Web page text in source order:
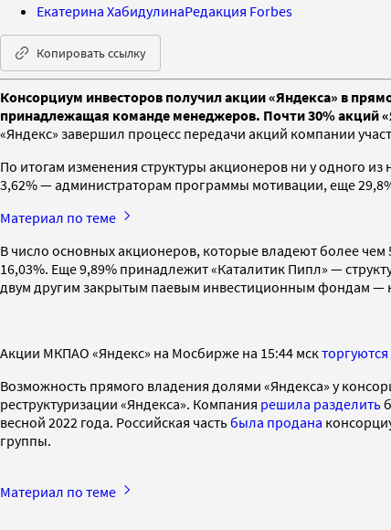
Екатерина ХабидулинаРедакция Forbes
Копировать ссылку
Консорциум инвесторов получил акции «Яндекса» в
принадлежащая команде менеджеров. Почти 30% акций
«Яндекс» завершил процесс передачи акций компании
По итогам изменения структуры акционеров ни у одного
3,62% — администраторам программы мотивации, еще
Материал по теме
В число основных акционеров, которые владеют более
16,03%. Еще 9,89% принадлежит «Каталитик Пипл» —
двум другим закрытым паевым инвестиционным фондам —
Акции МКПАО «Яндекс» на Мосбирже на 15:44 мскторгуются
Возможность прямого владения долями «Яндекса» у
реструктуризации «Яндекса». Компания решила разделить
весной 2022 года. Российская частьбыла продана
группы.
Материал по теме